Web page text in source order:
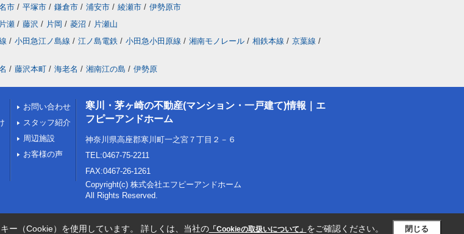
市 / 平塚市 / 鎌倉市 / 浦安市 / 綾瀬市 / 伊勢原市
片瀬 / 藤沢 / 片岡 / 菱沼 / 片瀬山
/ 小田急江ノ島線 / 江ノ島電鉄 / 小田急小田原線 / 湘南モノレール / 相鉄本線 / 京葉線 /
/ 藤沢本町 / 海老名 / 湘南江の島 / 伊勢原
お問い合わせ
スタッフ紹介
周辺施設
お客様の声
寒川・茅ヶ崎の不動産(マンション・一戸建て)情報｜エ
フピーアンドホーム
神奈川県高座郡寒川町一之宮７丁目２－６
TEL:0467-75-2211
FAX:0467-26-1261
Copyright(c) 株式会社エフピーアンドホーム
All Rights Reserved.
ー（Cookie）を使用しています。 詳しくは、当社の「Cookieの取扱いについて」 をご確認ください。 閉じる